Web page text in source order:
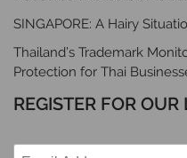
SINGAPORE: A Hairy
Thailand’s Trademark
Protection for Thai
REGISTER FOR